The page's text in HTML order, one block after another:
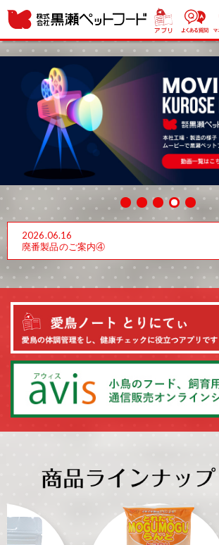
2026.06.16
廃番製品のご案内④